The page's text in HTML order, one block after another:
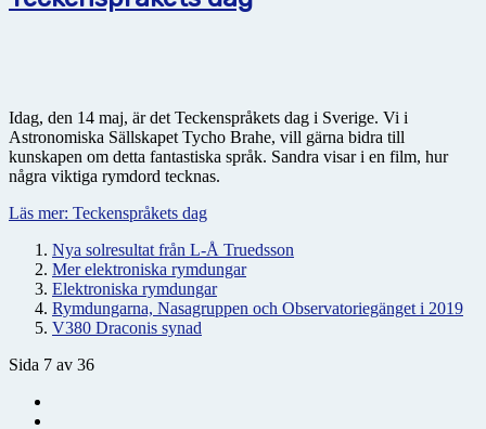
Idag, den 14 maj, är det Teckenspråkets dag i Sverige. Vi i
Astronomiska Sällskapet Tycho Brahe, vill gärna bidra till
kunskapen om detta fantastiska språk. Sandra visar i en film, hur
några viktiga rymdord tecknas.
Läs mer: Teckenspråkets dag
Nya solresultat från L-Å Truedsson
Mer elektroniska rymdungar
Elektroniska rymdungar
Rymdungarna, Nasagruppen och Observatoriegänget i 2019
V380 Draconis synad
Sida 7 av 36